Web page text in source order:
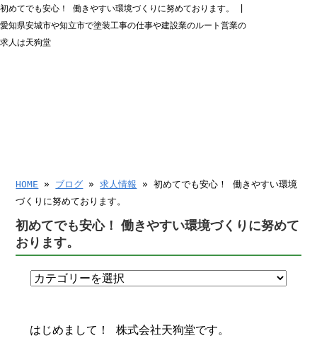
初めてでも安心！ 働きやすい環境づくりに努めております。 |
愛知県安城市や知立市で塗装工事の仕事や建設業のルート営業の
求人は天狗堂
HOME » ブログ »求人情報 » 初めてでも安心！ 働きやすい環境
づくりに努めております。
初めてでも安心！ 働きやすい環境づくりに努めて
おります。
はじめまして！ 株式会社天狗堂です。